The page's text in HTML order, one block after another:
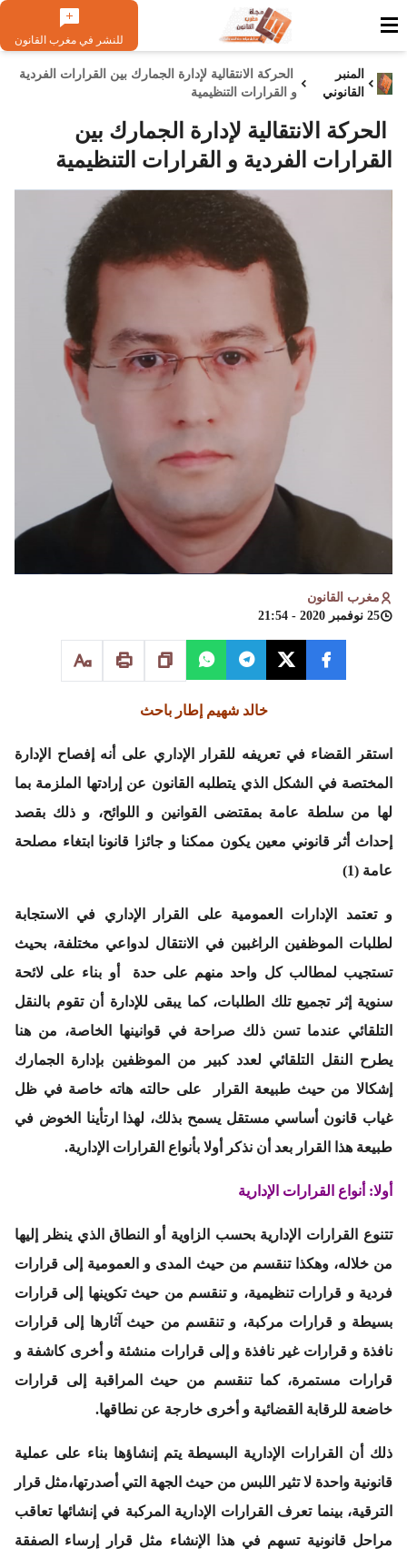
للنشر في مغرب القانون
المنبر
القانوني
الحركة الانتقالية لإدارة الجمارك بين القرارات الفردية
و القرارات التنظيمية
الحركة الانتقالية لإدارة الجمارك بين
القرارات الفردية و القرارات التنظيمية
مغرب القانون
25 نوفمبر 2020 - 21:54
خالد شهيم إطار باحث
استقر القضاء في تعريفه للقرار الإداري على أنه إفصاح الإدارة
المختصة في الشكل الذي يتطلبه القانون عن إرادتها الملزمة بما
لها من سلطة عامة بمقتضى القوانين و اللوائح، و ذلك بقصد
إحداث أثر قانوني معين يكون ممكنا و جائزا قانونا ابتغاء مصلحة
عامة (1)
و تعتمد الإدارات العمومية على القرار الإداري في الاستجابة
لطلبات الموظفين الراغبين في الانتقال لدواعي مختلفة، بحيث
تستجيب لمطالب كل واحد منهم على حدة أو بناء على لائحة
سنوية إثر تجميع تلك الطلبات، كما يبقى للإدارة أن تقوم بالنقل
التلقائي عندما تسن ذلك صراحة في قوانينها الخاصة، من هنا
يطرح النقل التلقائي لعدد كبير من الموظفين بإدارة الجمارك
إشكالا من حيث طبيعة القرار على حالته هاته خاصة في ظل
غياب قانون أساسي مستقل يسمح بذلك، لهذا ارتأينا الخوض في
طبيعة هذا القرار بعد أن نذكر أولا بأنواع القرارات الإدارية.
أولا: أنواع القرارات الإدارية
تتنوع القرارات الإدارية بحسب الزاوية أو النطاق الذي ينظر إليها
من خلاله، وهكذا تنقسم من حيث المدى و العمومية إلى قرارات
فردية و قرارات تنظيمية، و تنقسم من حيث تكوينها إلى قرارات
بسيطة و قرارات مركبة، و تنقسم من حيث آثارها إلى قرارات
نافذة و قرارات غير نافذة و إلى قرارات منشئة و أخرى كاشفة و
قرارات مستمرة، كما تنقسم من حيث المراقبة إلى قرارات
خاضعة للرقابة القضائية و أخرى خارجة عن نطاقها.
ذلك أن القرارات الإدارية البسيطة يتم إنشاؤها بناء على عملية
قانونية واحدة لا تثير اللبس من حيث الجهة التي أصدرتها،مثل قرار
الترقية، بينما تعرف القرارات الإدارية المركبة في إنشائها تعاقب
مراحل قانونية تسهم في هذا الإنشاء مثل قرار إرساء الصفقة